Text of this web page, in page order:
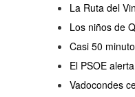
La Ruta del
Los niños de
Casi 50
El PSOE
Vadocondes